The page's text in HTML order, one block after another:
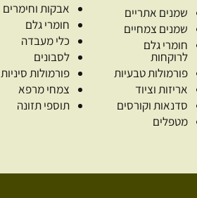
שמנים אתריים
שמנים צמחיים
חומרי גלם
לרוקחות
פורמולות טבעיות
אריזות וציוד
סדנאות וקורסים
מטפלים
אבקות וחימרים
חומרי גלם
כלי מעבדה
לסבונים
פורמולות סיניות
צמחי מרפא
תוספי תזונה